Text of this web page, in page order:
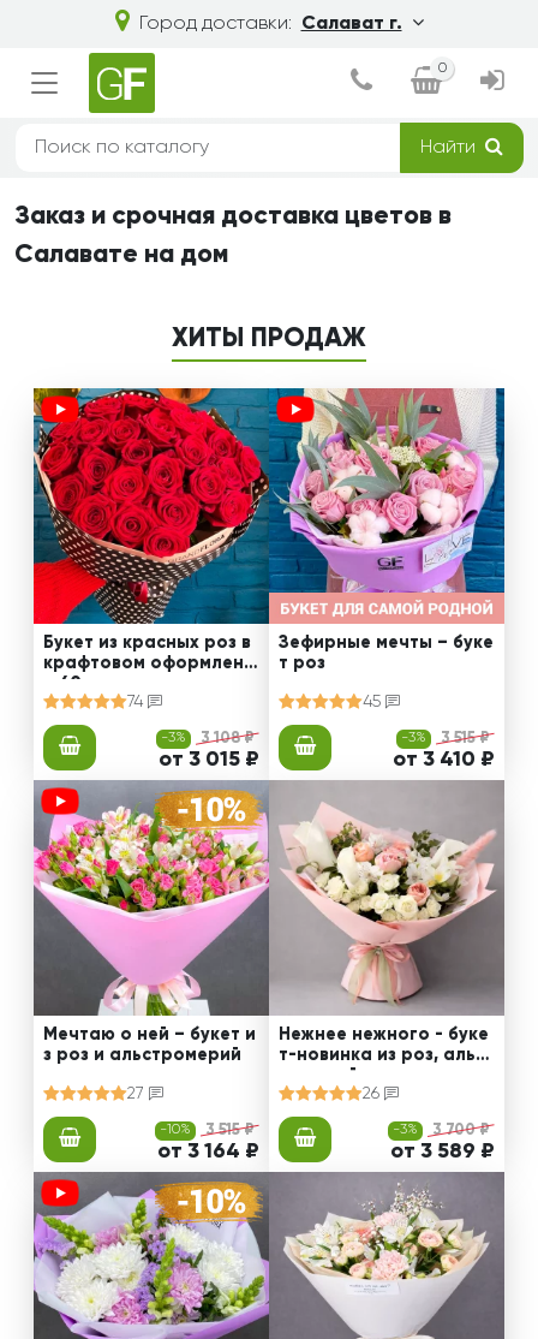
Город доставки: Салават г.
0
Найти
Заказ и срочная доставка цветов в
Салавате на дом
ХИТЫ ПРОДАЖ
Букет из красных роз в
крафтовом оформлени
и 60 см
74
-3% 3 108 ₽
от 3 015 ₽
Зефирные мечты – буке
т роз
45
-3% 3 515 ₽
от 3 410 ₽
Мечтаю о ней – букет и
з роз и альстромерий
27
-10% 3 515 ₽
от 3 164 ₽
Нежнее нежного - буке
т-новинка из роз, альст
ромерий и калл
26
-3% 3 700 ₽
от 3 589 ₽